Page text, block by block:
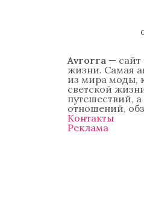
Avrorra — сайт
жизни. Самая
из мира моды,
светской
путешествий,
отношений,
Контакты
Реклама